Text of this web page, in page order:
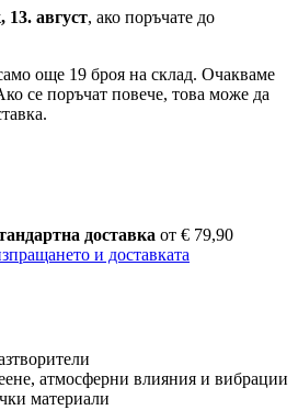
13. август, ако поръчате до
още 19 броя на склад. Очакваме
се поръчат повече, това може да
доставка от € 79,90
и доставката
атмосферни влияния и вибрации
материали